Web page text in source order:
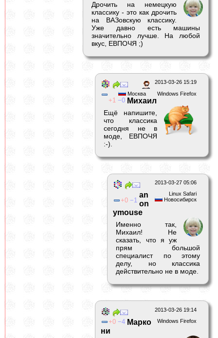
Дрочить на немецкую
классику - это как дрочить
на ВАЗовскую классику.
Уже давно есть машины
значительно лучше. На любой
вкус, ЕВПОЧЯ ;)
2013-03-26 15:19
Windows Firefox
Москва
1 0 Михаил
Ещё напишите,
что классика
сегодня не в
моде, ЕВПОЧЯ
:-).
2013-03-27 05:06
Linux Safari
Новосибирск
0 1
an
on
ymouse
Именно так,
Михаил! Не
сказать, что я уж
прям большой
специалист по этому
делу, но классика
действительно не в моде.
2013-03-26 19:14
Windows Firefox
0 4 Марко
ни